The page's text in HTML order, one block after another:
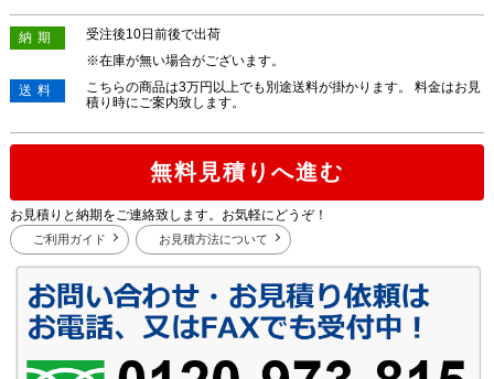
納期
受注後10日前後で出荷
※在庫が無い場合がございます。
送料
こちらの商品は3万円以上でも別途送料が掛かります。 料金はお見
積り時にご案内致します。
無料見積りへ進む
お見積りと納期をご連絡致します。お気軽にどうぞ！
ご利用ガイド お見積方法について